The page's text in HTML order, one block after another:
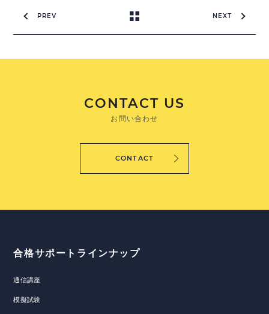
PREV NEXT
CONTACT US
お問い合わせ
CONTACT
合格サポートラインナップ
通信講座
模擬試験